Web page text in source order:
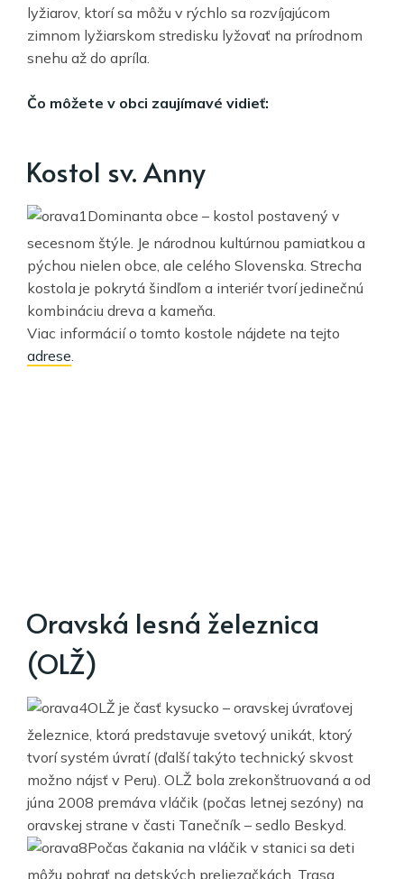
lyžiarov, ktorí sa môžu v rýchlo sa rozvíjajúcom
zimnom lyžiarskom stredisku lyžovať na prírodnom
snehu až do apríla.
Čo môžete v obci zaujímavé vidieť:
Kostol sv. Anny
Dominanta obce – kostol postavený v
secesnom štýle. Je národnou kultúrnou pamiatkou a
pýchou nielen obce, ale celého Slovenska. Strecha
kostola je pokrytá šindľom a interiér tvorí jedinečnú
kombináciu dreva a kameňa.
Viac informácií o tomto kostole nájdete na tejto
adrese
Oravská lesná železnica
(OLŽ)
OLŽ je časť kysucko – oravskej úvraťovej
železnice, ktorá predstavuje svetový unikát, ktorý
tvorí systém úvratí (ďalší takýto technický skvost
možno nájsť v Peru). OLŽ bola zrekonštruovaná a od
júna 2008 premáva vláčik (počas letnej sezóny) na
oravskej strane v časti Tanečník – sedlo Beskyd.
Počas čakania na vláčik v stanici sa deti
môžu pohrať na detských preliezačkách. Trasa